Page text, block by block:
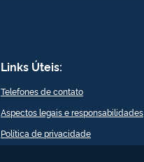
Links Úteis:
Telefones de contato
Aspectos legais e responsabilidades
Política de privacidade